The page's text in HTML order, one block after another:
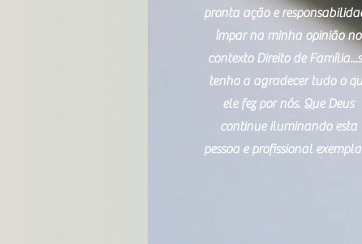
pronta ação e
ímpar na minha opinião no
contexto Direito de
tenho a agradecer tudo o
ele fez por nós. Que Deus
continue iluminando esta
pessoa e profissional